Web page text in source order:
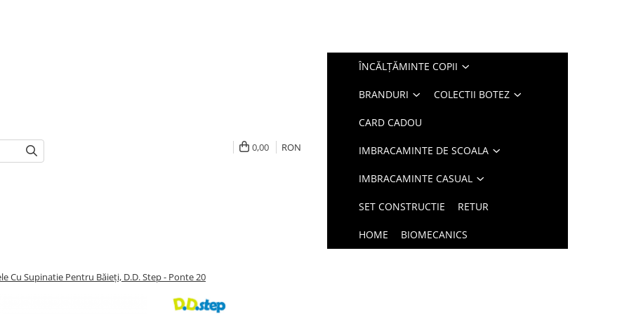
0,00 RON
ÎNCĂLȚĂMINTE COPII
BRANDURI COLECTII BOTEZ
CARD CADOU
IMBRACAMINTE DE SCOALA
IMBRACAMINTE CASUAL
SET CONSTRUCTIE RETUR
HOME BIOMECANICS
Cu Supinatie Pentru Băieți, D.D. Step - Ponte 20